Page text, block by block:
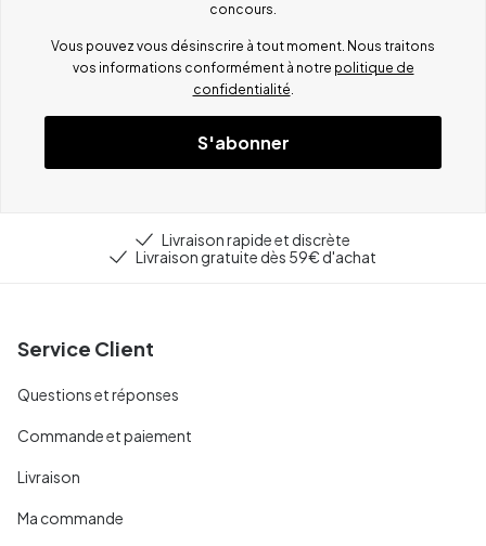
concours.
Vous pouvez vous désinscrire à tout moment. Nous traitons
vos informations conformément à notre politique de
confidentialité.
S'abonner
Livraison rapide et discrète
Livraison gratuite dès 59€ d'achat
Service Client
Questions et réponses
Commande et paiement
Livraison
Ma commande